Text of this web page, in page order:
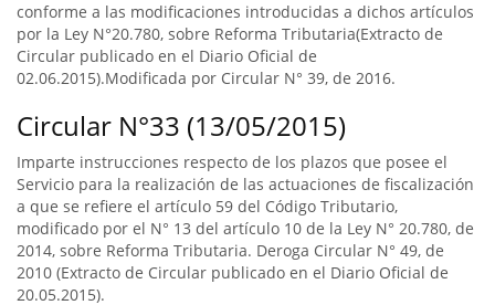
conforme a las modificaciones introducidas a dichos artículos
por la Ley N°20.780, sobre Reforma Tributaria(Extracto de
Circular publicado en el Diario Oficial de
02.06.2015).Modificada por Circular N° 39, de 2016.
Circular N°33 (13/05/2015)
Imparte instrucciones respecto de los plazos que posee el
Servicio para la realización de las actuaciones de fiscalización
a que se refiere el artículo 59 del Código Tributario,
modificado por el N° 13 del artículo 10 de la Ley N° 20.780, de
2014, sobre Reforma Tributaria. Deroga Circular N° 49, de
2010 (Extracto de Circular publicado en el Diario Oficial de
20.05.2015).